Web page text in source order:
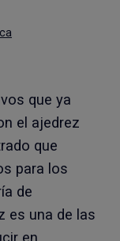
que ya
el ajedrez
que
para los
de
es una de las
en